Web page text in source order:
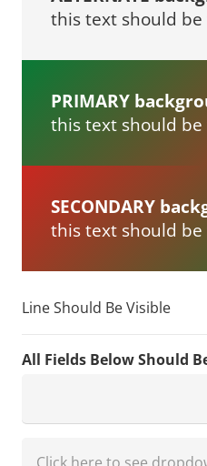
this text should be
PRIMARY
this text should be
SECONDARY
this text should be
Line Should Be Visible
All Fields Below Should